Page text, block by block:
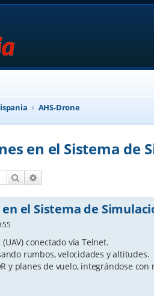
AHS-Drone
en el Sistema de
Search
el Sistema de
conectado vía Telnet.
rumbos, velocidades y altitudes.
y planes de vuelo, integrándose